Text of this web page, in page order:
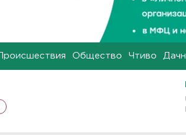
Происшествия Общество Чтиво